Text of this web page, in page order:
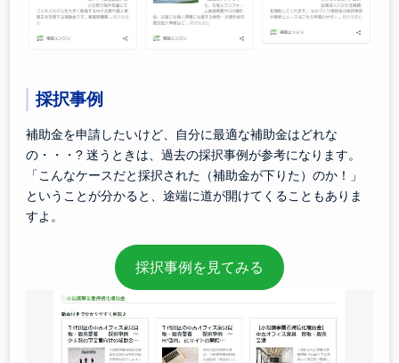
採択事例
補助金を申請したいけど、自分に最適な補助金はどれな
の・・・? 迷うときは、過去の採択事例が参考になります。
「こんなケースだと採択された（補助金が下りた）のか！」
ということが分かると、途端に道が開けてくることもありま
すよ。
採択事例を見てみる